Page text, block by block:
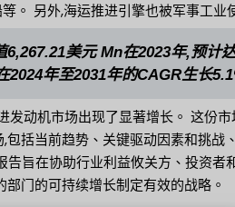
。 另外,海运推进引擎也被军事工业
美元 Mn在2023年,预计
2024年至2031年的CAGR生长
发动机市场出现了显著增长。 这份
括当前趋势、关键驱动因素和挑战
旨在协助行业利益攸关方、投资者
门的可持续增长制定有效的战略。